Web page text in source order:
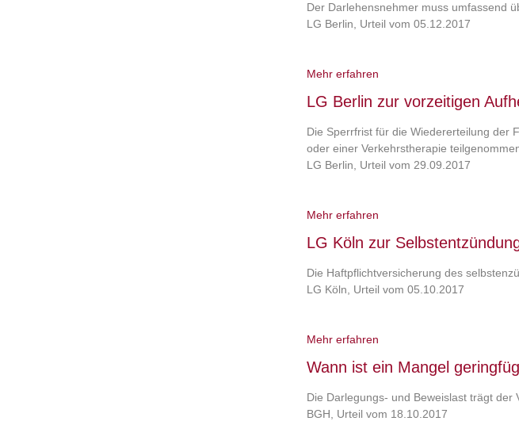
Der Darlehensnehmer muss umfassend
LG Berlin, Urteil vom 05.12.2017
Mehr erfahren
LG Berlin zur vorzeitigen
Die Sperrfrist für die Wiedererteilung der
oder einer Verkehrstherapie
LG Berlin, Urteil vom 29.09.2017
Mehr erfahren
LG Köln zur
Die Haftpflichtversicherung des
LG Köln, Urteil vom 05.10.2017
Mehr erfahren
Wann ist ein Mangel
Die Darlegungs- und Beweislast trägt der
BGH, Urteil vom 18.10.2017